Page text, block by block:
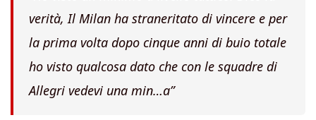
verità, Il Milan ha straneritato di vincere e per
la prima volta dopo cinque anni di buio totale
ho visto qualcosa dato che con le squadre di
Allegri vedevi una min…a”